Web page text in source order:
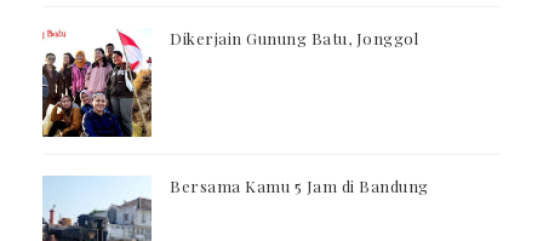
Dikerjain Gunung Batu, Jonggol
Bersama Kamu 5 Jam di Bandung